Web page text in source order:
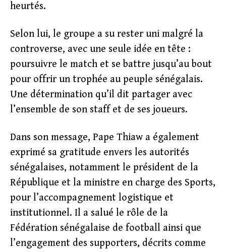
heurtés.
Selon lui, le groupe a su rester uni malgré la
controverse, avec une seule idée en tête :
poursuivre le match et se battre jusqu’au bout
pour offrir un trophée au peuple sénégalais.
Une détermination qu’il dit partager avec
l’ensemble de son staff et de ses joueurs.
Dans son message, Pape Thiaw a également
exprimé sa gratitude envers les autorités
sénégalaises, notamment le président de la
République et la ministre en charge des Sports,
pour l’accompagnement logistique et
institutionnel. Il a salué le rôle de la
Fédération sénégalaise de football ainsi que
l’engagement des supporters, décrits comme